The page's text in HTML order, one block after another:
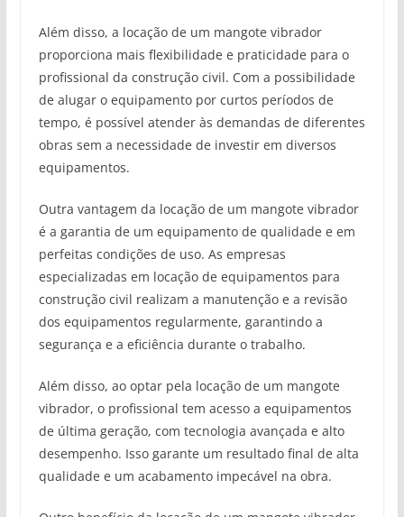
Além disso, a locação de um mangote vibrador
proporciona mais flexibilidade e praticidade para o
profissional da construção civil. Com a possibilidade
de alugar o equipamento por curtos períodos de
tempo, é possível atender às demandas de diferentes
obras sem a necessidade de investir em diversos
equipamentos.
Outra vantagem da locação de um mangote vibrador
é a garantia de um equipamento de qualidade e em
perfeitas condições de uso. As empresas
especializadas em locação de equipamentos para
construção civil realizam a manutenção e a revisão
dos equipamentos regularmente, garantindo a
segurança e a eficiência durante o trabalho.
Além disso, ao optar pela locação de um mangote
vibrador, o profissional tem acesso a equipamentos
de última geração, com tecnologia avançada e alto
desempenho. Isso garante um resultado final de alta
qualidade e um acabamento impecável na obra.